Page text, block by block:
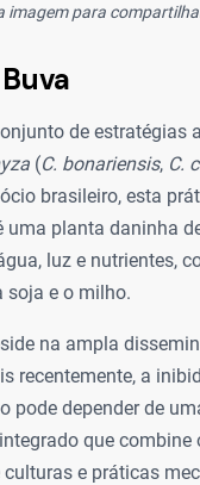
imagem para
de
(C. bonariensis, C.
brasileiro, esta
planta daninha
luz e nutrientes,
soja e o milho.
na ampla
recentemente, a
pode depender de
que
e práticas